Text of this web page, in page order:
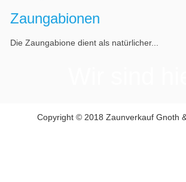
Zaungabionen
Die Zaungabione dient als natürlicher...
Copyright © 2018 Zaunverkauf Gnoth